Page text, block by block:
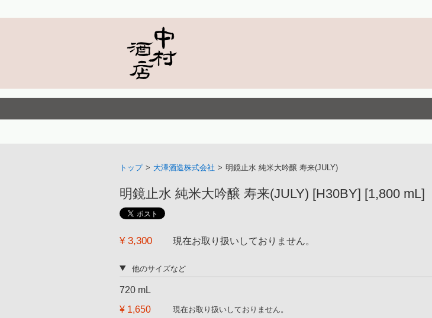
トップ > 大澤酒造株式会社 > 明鏡止水 純米大吟醸 寿来(JULY)
明鏡止水 純米大吟醸 寿来(JULY) [H30BY] [1,800 mL]
¥ 3,300 現在お取り扱いしておりません。
他のサイズなど
720 mL
¥ 1,650
現在お取り扱いしておりません。